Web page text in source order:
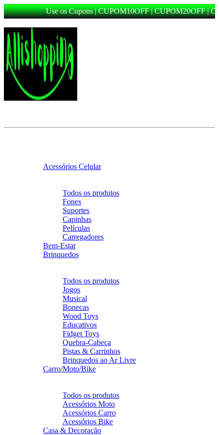
Use os Cupons | CUPOM10OFF | CUPOM20OFF |
Acessórios Celular
Todos os produtos
Fones
Suportes
Capinhas
Películas
Carregadores
Bem-Estar
Brinquedos
Todos os produtos
Jogos
Musical
Bonecas
Wood Toys
Educativos
Fidget Toys
Quebra-Cabeça
Pistas & Carrinhos
Brinquedos ao Ar Livre
Carro/Moto/Bike
Todos os produtos
Acessórios Moto
Acessórios Carro
Acessórios Bike
Casa & Decoração